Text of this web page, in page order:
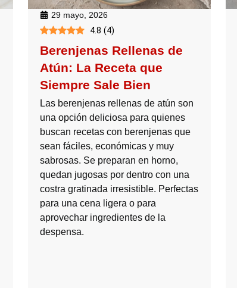
29 mayo, 2026
4.8 (4)
Berenjenas Rellenas de
Atún: La Receta que
Siempre Sale Bien
Las berenjenas rellenas de atún son
una opción deliciosa para quienes
buscan recetas con berenjenas que
sean fáciles, económicas y muy
sabrosas. Se preparan en horno,
quedan jugosas por dentro con una
costra gratinada irresistible. Perfectas
para una cena ligera o para
aprovechar ingredientes de la
despensa.